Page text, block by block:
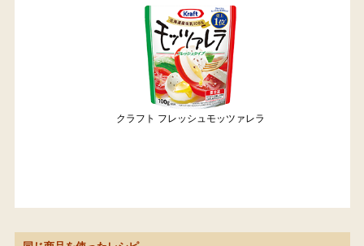
クラフト フレッシュモッツァレラ